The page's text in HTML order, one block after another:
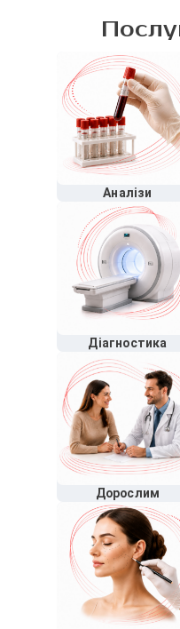
Аналізи
Діагностика
Дорослим